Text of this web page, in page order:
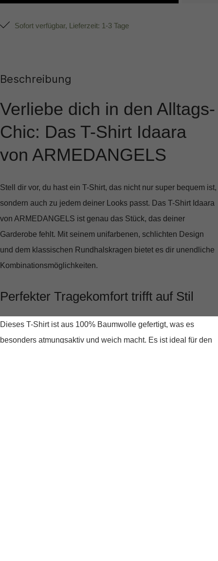
Sofort verfügbar, Lieferzeit: 1-3 Tage
Beschreibung
Verliebe dich in den Alltags-
Chic: Das T-Shirt Idaara
von ARMEDANGELS
Stell dir vor, du hast ein T-Shirt, das nicht nur super bequem ist,
sondern auch zu jedem deiner Looks passt. Das T-Shirt Idaara
von ARMEDANGELS ist genau das Stück, das deiner
Garderobe fehlt. Mit seinem unifarbenen, schlichten Design
und dem klassischen Rundhalskragen bietet es dir unendliche
Kombinationsmöglichkeiten.
Perfekter Tragekomfort trifft auf Stil
Dieses T-Shirt ist aus 100% Baumwolle gefertigt, was es
besonders atmungsaktiv und weich macht. Es ist ideal für den